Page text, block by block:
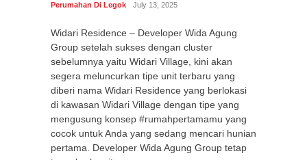
Perumahan Di Legok July 13, 2025
Widari Residence – Developer Wida Agung
Group setelah sukses dengan cluster
sebelumnya yaitu Widari Village, kini akan
segera meluncurkan tipe unit terbaru yang
diberi nama Widari Residence yang berlokasi
di kawasan Widari Village dengan tipe yang
mengusung konsep #rumahpertamamu yang
cocok untuk Anda yang sedang mencari hunian
pertama. Developer Wida Agung Group tetap